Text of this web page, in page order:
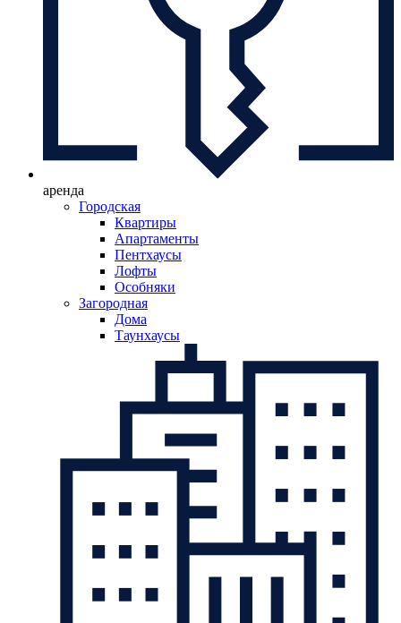
аренда
Городская
Квартиры
Апартаменты
Пентхаусы
Лофты
Особняки
Загородная
Дома
Таунхаусы